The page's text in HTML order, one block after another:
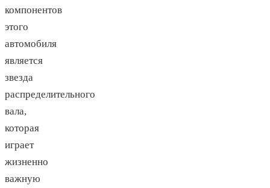
компонентов
этого
автомобиля
является
звезда
распределительного
вала,
которая
играет
жизненно
важную